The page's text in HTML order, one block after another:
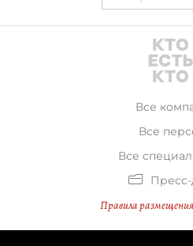
Все
Все
Все
Пресс-
Правила